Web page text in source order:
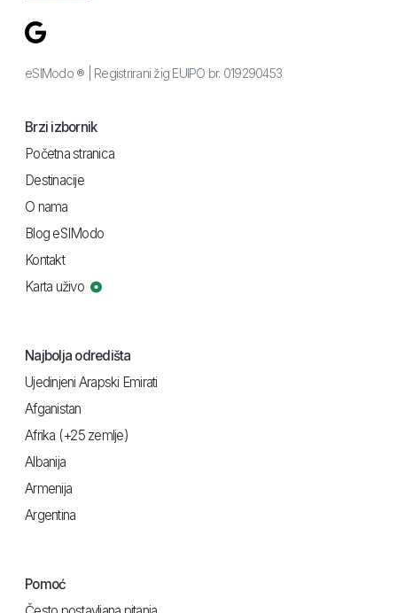
eSIModo ® | Registrirani žig EUIPO br. 019290453
Brzi izbornik
Početna stranica
Destinacije
O nama
Blog eSIModo
Kontakt
Karta uživo
Najbolja odredišta
Ujedinjeni Arapski Emirati
Afganistan
Afrika (+25 zemlje)
Albanija
Armenija
Argentina
Pomoć